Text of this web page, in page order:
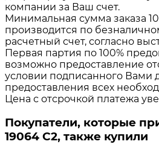
компании за Ваш счет.
Минимальная сумма заказа
производится по
расчетный счет, согласно
Первая партия по 100%
возможно предоставление
условии подписанного Вами
предоставления всех
Цена с отсрочкой платежа
Покупатели, которые
19064 C2, также купили